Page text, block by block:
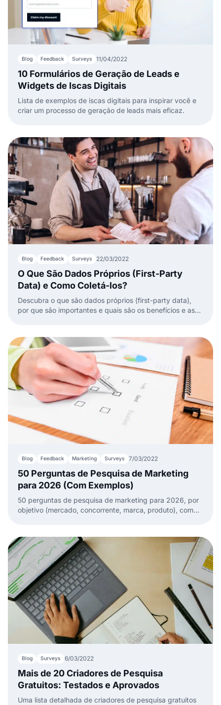
Blog Feedback Surveys 11/04/2022
10 Formulários de Geração de Leads e
Widgets de Iscas Digitais
Lista de exemplos de iscas digitais para inspirar você e
criar um processo de geração de leads mais eficaz.
Blog Feedback Surveys 22/03/2022
O Que São Dados Próprios (First-Party
Data) e Como Coletá-los?
Descubra o que são dados próprios (first-party data),
por que são importantes e quais são os benefícios e as
Blog Feedback Marketing Surveys 7/03/2022
50 Perguntas de Pesquisa de Marketing
para 2026 (Com Exemplos)
50 perguntas de pesquisa de marketing para 2026, por
objetivo (mercado, concorrente, marca, produto), com
Blog Surveys 6/03/2022
Mais de 20 Criadores de Pesquisa
Gratuitos: Testados e Aprovados
Uma lista detalhada de criadores de pesquisa gratuitos